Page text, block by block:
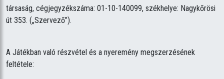
társaság, cégjegyzékszáma: 01-10-140099, székhelye: Nagykőrösi
út 353. („Szervező”).
A Játékban való részvétel és a nyeremény megszerzésének
feltétele: